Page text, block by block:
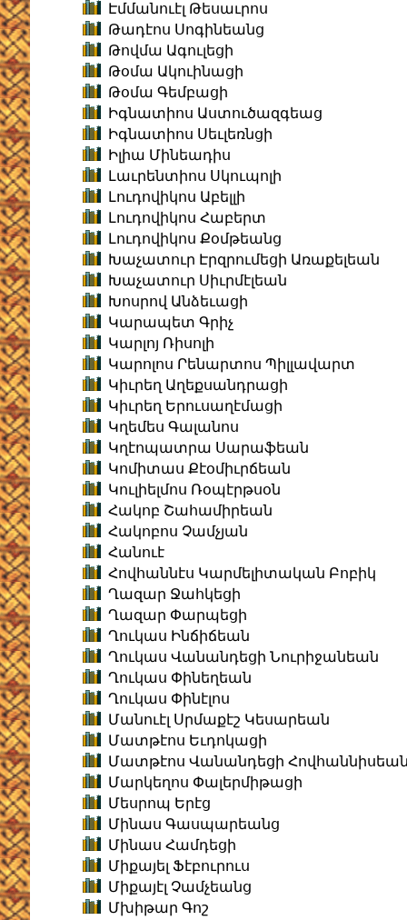
Էմմանուէլ Թեսաւրոս
Թադէոս Սոգինեանց
Թովմա Ագուլեցի
Թօմա Ակուինացի
Թօմա Գեմբացի
Իգնատիոս Աստուծազգեաց
Իգնատիոս Սեւլեռնցի
Իլիա Մինեադիս
Լաւրենտիոս Սկուպոլի
Լուդովիկոս Աբելլի
Լուդովիկոս Հաբերտ
Լուդովիկոս Քօմթեանց
Խաչատուր Էրզրումեցի Առաքելեան
Խաչատուր Սիւրմէլեան
Խոսրով Անձեւացի
Կարապետ Գրիչ
Կարլոյ Ռիսոլի
Կարոլոս Րենարտոս Պիլլավարտ
Կիւրեղ Աղեքսանդրացի
Կիւրեղ Երուսաղէմացի
Կղեմես Գալանոս
Կղէոպատրա Սարաֆեան
Կոմիտաս Քէօմիւրճեան
Կուլիելմոս Ռօպէրթսօն
Հակոբ Շահամիրեան
Հակոբոս Չամչյան
Հանուէ
Հովհաննէս Կարմելիտական Բոբիկ
Ղազար Ջահկեցի
Ղազար Փարպեցի
Ղուկաս Ինճիճեան
Ղուկաս Վանանդեցի Նուրիջանեան
Ղուկաս Փինեղեան
Ղուկաս Փինէլոս
Մանուէլ Սրմաքէշ Կեսարեան
Մատթէոս Եւդոկացի
Մատթէոս Վանանդեցի
Մարկեղոս Փալերմիթացի
Մեսրոպ Երէց
Մինաս Գասպարեանց
Մինաս Համդեցի
Միքայել Ֆէբուրուս
Միքայէլ Չամչեանց
Մխիթար Գոշ